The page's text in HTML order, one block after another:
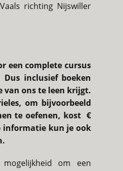
richting Nijswiller
een complete cursus
inclusief boeken
van ons te leen krijgt.
om bijvoorbeeld
te oefenen, kost €
informatie kun je ook
om een